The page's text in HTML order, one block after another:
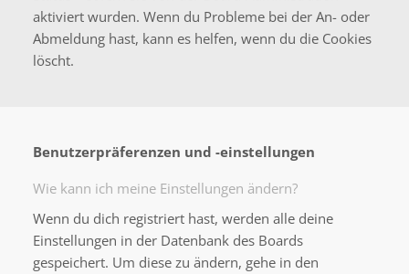
aktiviert wurden. Wenn du Probleme bei der An- oder
Abmeldung hast, kann es helfen, wenn du die Cookies
löscht.
Benutzerpräferenzen und -einstellungen
Wie kann ich meine Einstellungen ändern?
Wenn du dich registriert hast, werden alle deine
Einstellungen in der Datenbank des Boards
gespeichert. Um diese zu ändern, gehe in den